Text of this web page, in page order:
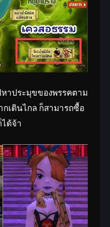
าประมุขของพรรคตาม
กเดินไกล ก็สามารถซื้อ
ด้จ้า